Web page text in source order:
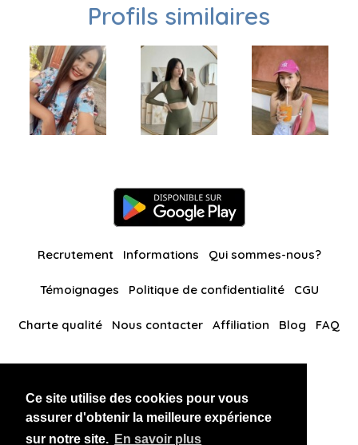
Ce site utilise des cookies pour vous
assurer d'obtenir la meilleure expérience
sur notre site. En savoir plus
Profils similaires
Recrutement Informations Qui sommes-nous?
Témoignages Politique de confidentialité CGU
Charte qualité Nous contacter Affiliation Blog FAQ
BlackAndBeauties RussianKisses